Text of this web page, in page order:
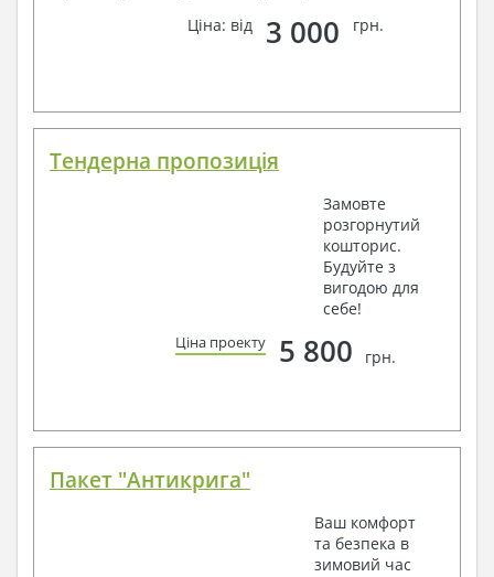
Ціна: від
3 000 грн.
Тендерна пропозиція
Замовте
розгорнутий
кошторис.
Будуйте з
вигодою для
себе!
Ціна проекту 5 800 грн.
Пакет "Антикрига"
Ваш комфорт
та безпека в
зимовий час